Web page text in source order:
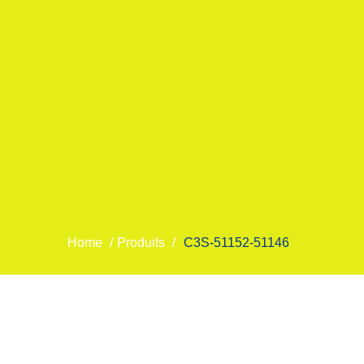
Home / Produits / C3S-51152-51146